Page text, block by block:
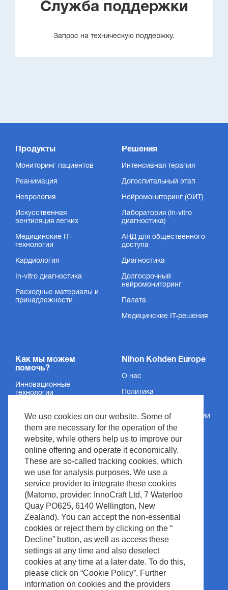
We use cookies on our website. Some of
them are necessary for the operation of the
website, while others help us to improve our
online offering and operate it economically.
These are so-called tracking cookies, which
we use for analysis purposes. We use a
service provider to integrate these cookies
(Matomo, provider: InnoCraft Ltd, 7 Waterloo
Quay PO625, 6140 Wellington, New
Zealand). You can accept the non-essential
cookies or reject them by clicking on the “
Decline” button, as well as access these
settings at any time and also deselect
cookies at any time at a later date. To do this,
please click on “Cookie Policy”. Further
information on cookies and the providers
Служба поддержки
Запрос на техническую поддержку.
Продукты
Мониторинг пациентов
Реанимация
Неврология
Искусственная
вентиляция легких
Медицинские IT-
технологии
Кардиология
In-vitro диагностика
Расходные материалы и
принадлежности
Решения
Интенсивная терапия
Догоспитальный этап
Нейромониторинг (ОИТ)
Лаборатория (in-vitro
диагностика)
АНД для общественного
доступа
Диагностика
Долгосрочный
нейромониторинг
Палата
Медицинские IT-решения
Как мы можем
помочь?
Инновационные
технологии
Поддержка
Новости и события
Медиацентр
Контакт
Nihon Kohden Europe
О нас
Политика
Сведения об организации
Условия и положения
Авторское право
Политика сайта
Управление отходами